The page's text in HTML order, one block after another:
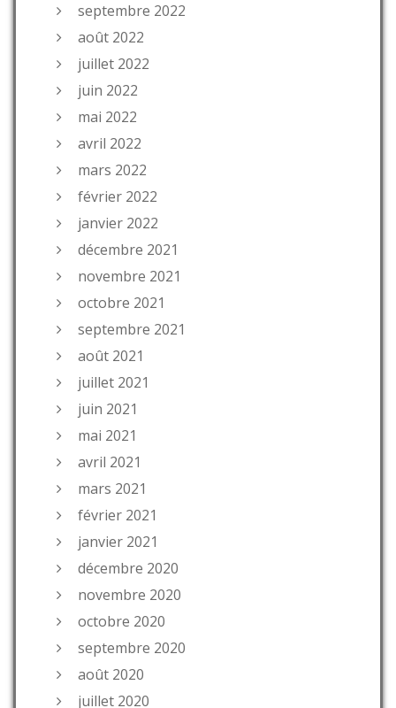
septembre 2022
août 2022
juillet 2022
juin 2022
mai 2022
avril 2022
mars 2022
février 2022
janvier 2022
décembre 2021
novembre 2021
octobre 2021
septembre 2021
août 2021
juillet 2021
juin 2021
mai 2021
avril 2021
mars 2021
février 2021
janvier 2021
décembre 2020
novembre 2020
octobre 2020
septembre 2020
août 2020
juillet 2020